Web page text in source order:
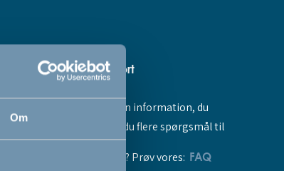
Om
Hjælp & support
Fandt du ikke den information, du
søgte, eller har du flere spørgsmål til
vores produkter? Prøv vores: FAQ